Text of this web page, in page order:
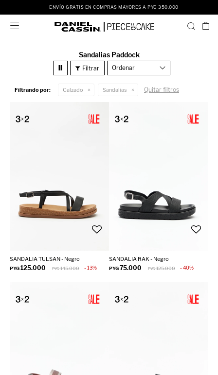
ENVÍO GRATIS EN COMPRAS MAYORES A PYG 350.000

Sandalias Paddock
Recomendados
Filtrando por: Calzado Sandalias Quitar filtros
SANDALIA TULSAN - Negro
PYG125.000 PYG 145.000 13
SANDALIA RAK - Negro
PYG75.000 PYG 125.000 40